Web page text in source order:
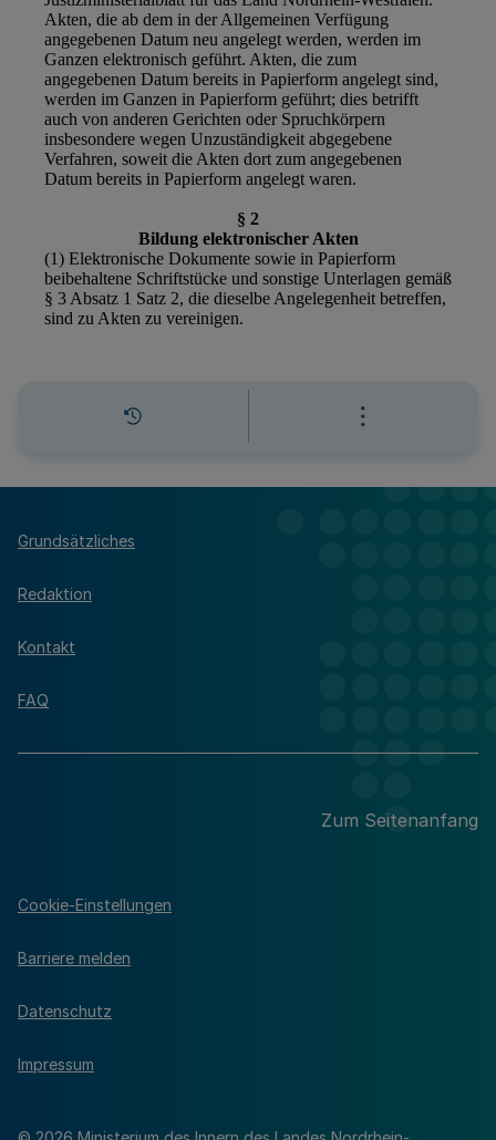
Grundsätzliches
Redaktion
Kontakt
FAQ
Zum Seitenanfang
Cookie-Einstellungen
Barriere melden
Datenschutz
Impressum